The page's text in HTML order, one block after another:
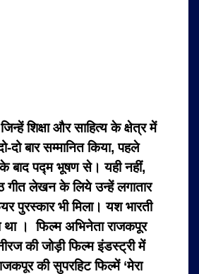
शिक्षा और साहित्य के क्षेत्र में
दो बार सम्मानित किया, पहले
बाद पद्म भूषण से। यही नहीं,
गीत लेखन के लिये उन्हें लगातार
पुरस्कार भी मिला। यश भारती
था । फिल्म अभिनेता राजकपूर
की जोड़ी फिल्म इंडस्ट्री में
की सुपरहिट फिल्में ‘मेरा